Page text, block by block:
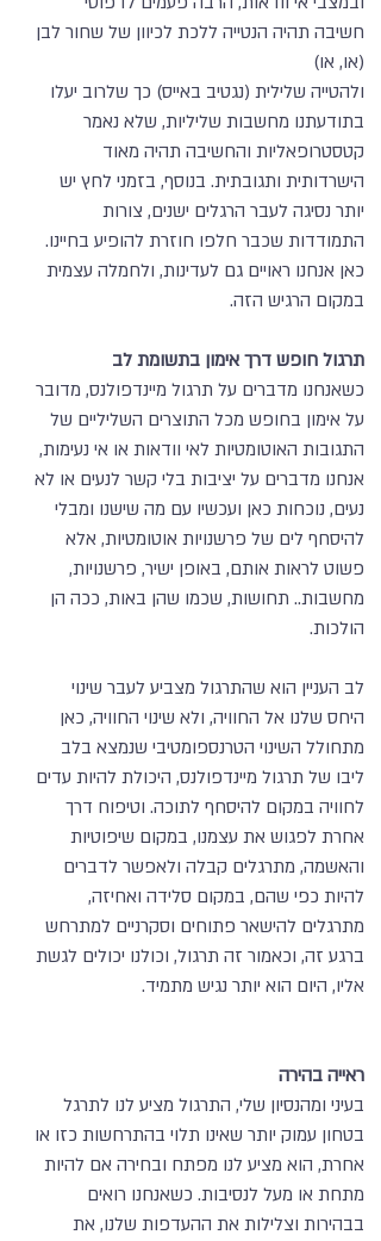
חשיבה תהיה הנטייה ללכת לכיוון של שחור לבן
(או, או)
ולהטייה שלילית (נגטיב באייס) כך שלרוב יעלו
בתודעתנו מחשבות שליליות, שלא נאמר
קטסטרופאליות והחשיבה תהיה מאוד
הישרדותית ותגובתית. בנוסף, בזמני לחץ יש
יותר נסיגה לעבר הרגלים ישנים, צורות
התמודדות שכבר חלפו חוזרת להופיע בחיינו.
כאן אנחנו ראויים גם לעדינות, ולחמלה עצמית
במקום הרגיש הזה.
תרגול חופש דרך אימון בתשומת לב
כשאנחנו מדברים על תרגול מיינדפולנס, מדובר
על אימון בחופש מכל התוצרים השליליים של
התגובות האוטומטיות לאי וודאות או אי נעימות,
אנחנו מדברים על יציבות בלי קשר לנעים או לא
נעים, נוכחות כאן ועכשיו עם מה שישנו ומבלי
להיסחף לים של פרשנויות אוטומטיות, אלא
פשוט לראות אותם, באופן ישיר, פרשנויות,
מחשבות.. תחושות, שכמו שהן באות, ככה הן
הולכות.
לב העניין הוא שהתרגול מצביע לעבר שינוי
היחס שלנו אל החוויה, ולא שינוי החוויה, כאן
מתחולל השינוי הטרנספומטיבי שנמצא בלב
ליבו של תרגול מיינדפולנס, היכולת להיות עדים
לחוויה במקום להיסחף לתוכה. וטיפוח דרך
אחרת לפגוש את עצמנו, במקום שיפוטיות
והאשמה, מתרגלים קבלה ולאפשר לדברים
להיות כפי שהם, במקום סלידה ואחיזה,
מתרגלים להישאר פתוחים וסקרניים למתרחש
ברגע זה, וכאמור זה תרגול, וכולנו יכולים לגשת
אליו, היום הוא יותר נגיש מתמיד.
ראייה בהירה
בעיני ומהנסיון שלי, התרגול מציע לנו לתרגל
בטחון עמוק יותר שאינו תלוי בהתרחשות כזו או
אחרת, הוא מציע לנו מפתח ובחירה אם להיות
מתחת או מעל לנסיבות. כשאנחנו רואים
בבהירות וצלילות את ההעדפות שלנו, את